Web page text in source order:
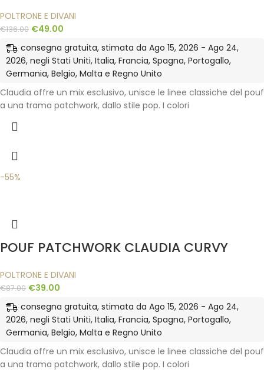
POLTRONE E DIVANI
€136.00 €49.00
consegna gratuita, stimata da Ago 15, 2026 - Ago 24,
2026, negli Stati Uniti, Italia, Francia, Spagna, Portogallo,
Germania, Belgio, Malta e Regno Unito
Claudia offre un mix esclusivo, unisce le linee classiche del pouf
a una trama patchwork, dallo stile pop. I colori
-55%
POUF PATCHWORK CLAUDIA CURVY
POLTRONE E DIVANI
€87.00 €39.00
consegna gratuita, stimata da Ago 15, 2026 - Ago 24,
2026, negli Stati Uniti, Italia, Francia, Spagna, Portogallo,
Germania, Belgio, Malta e Regno Unito
Claudia offre un mix esclusivo, unisce le linee classiche del pouf
a una trama patchwork, dallo stile pop. I colori